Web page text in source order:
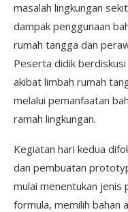
masalah lingkungan
dampak penggunaan
rumah tangga dan
Peserta didik
akibat limbah rumah
melalui pemanfaatan
ramah lingkungan.
Kegiatan hari kedua
dan pembuatan
mulai menentukan jenis
formula, memilih bahan